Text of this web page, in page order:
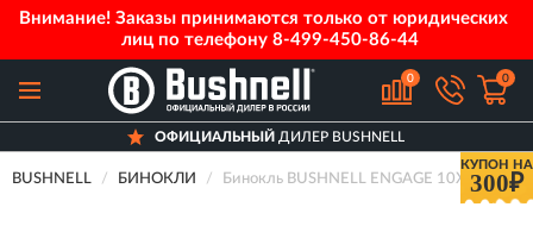
Внимание! Заказы принимаются только от юридических
лиц по телефону 8-499-450-86-44
0 0
ОФИЦИАЛЬНЫЙДИЛЕР BUSHNELL
КУПОН НА
300₽
BUSHNELL БИНОКЛИ Бинокль BUSHNELL ENGAGE 10X50